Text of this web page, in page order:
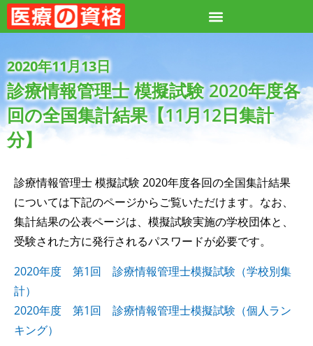
2020年11月13日
診療情報管理士 模擬試験 2020年度各
回の全国集計結果【11月12日集計
分】
診療情報管理士 模擬試験 2020年度各回の全国集計結果
については下記のページからご覧いただけます。なお、
集計結果の公表ページは、模擬試験実施の学校団体と、
受験された方に発行されるパスワードが必要です。
2020年度 第1回 診療情報管理士模擬試験（学校別集
計）
2020年度 第1回 診療情報管理士模擬試験（個人ラン
キング）